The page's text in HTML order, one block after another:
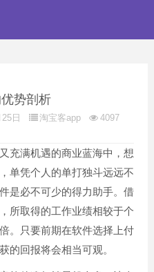
势剖析
日 淘宝客app
4097
满机遇的商业蓝海中，想
单凭个人的单打独斗远远不
是必不可少的得力助手。借
所取得的工作业绩相较于个
。只要前期在软件选择上付
的回报将会相当可观。